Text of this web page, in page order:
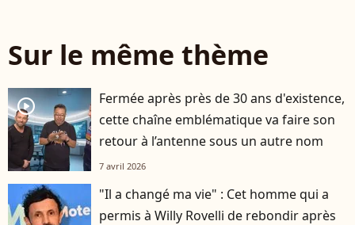
Sur le même thème
player2
Fermée après près de 30 ans d'existence,
cette chaîne emblématique va faire son
retour à l’antenne sous un autre nom
7 avril 2026
"Il a changé ma vie" : Cet homme qui a
permis à Willy Rovelli de rebondir après